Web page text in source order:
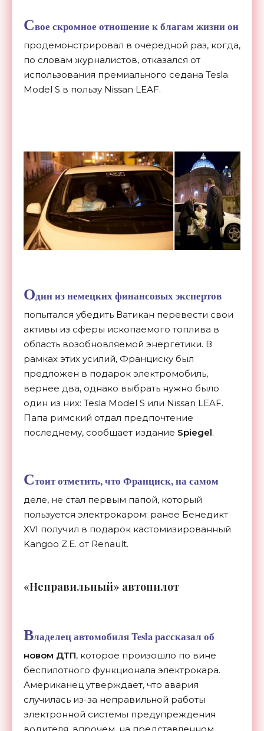
Свое скромное отношение к благам жизни он
продемонстрировал в очередной раз, когда,
по словам журналистов, отказался от
использования премиального седана Tesla
Model S в пользу Nissan LEAF.
Один из немецких финансовых экспертов
попытался убедить Ватикан перевести свои
активы из сферы ископаемого топлива в
область возобновляемой энергетики. В
рамках этих усилий, Франциску был
предложен в подарок электромобиль,
вернее два, однако выбрать нужно было
один из них: Tesla Model S или Nissan LEAF.
Папа римский отдал предпочтение
последнему, сообщает издание Spiegel.
Стоит отметить, что Франциск, на самом
деле, не стал первым папой, который
пользуется электрокаром: ранее Бенедикт
XVI получил в подарок кастомизированный
Kangoo Z.E. от Renault.
«Неправильный» автопилот
Владелец автомобиля Tesla рассказал об
новом ДТП, которое произошло по вине
беспилотного функционала электрокара.
Американец утверждает, что авария
случилась из-за неправильной работы
электронной системы предупреждения